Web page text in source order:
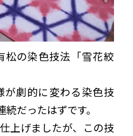
松の染色技法「雪花絞
が劇的に変わる染色技
だったはずです。
上げましたが、この技